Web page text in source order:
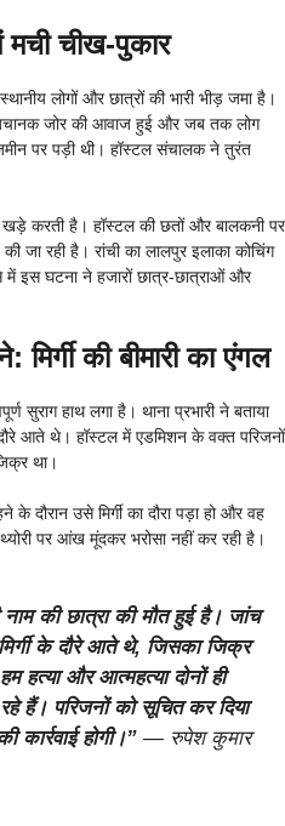
चीख-पुकार
लोगों और छात्रों की भारी भीड़ जमा है।
अचानक जोर की आवाज हुई और जब तक लोग
पर पड़ी थी। हॉस्टल संचालक ने तुरंत
खड़े करती है। हॉस्टल की छतों और बालकनी पर
जा रही है। रांची का लालपुर इलाका कोचिंग
इस घटना ने हजारों छात्र-छात्राओं और
की बीमारी का एंगल
सुराग हाथ लगा है। थाना प्रभारी ने बताया
आते थे। हॉस्टल में एडमिशन के वक्त परिजनों
था।
दौरान उसे मिर्गी का दौरा पड़ा हो और वह
पर आंख मूंदकर भरोसा नहीं कर रही है।
की छात्रा की मौत हुई है। जांच
के दौरे आते थे, जिसका जिक्र
हत्या और आत्महत्या दोनों ही
हैं। परिजनों को सूचित कर दिया
होगी।” — रुपेश कुमार